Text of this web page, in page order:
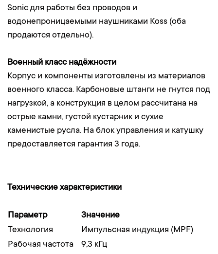
Sonic для работы без проводов и
водонепроницаемыми наушниками Koss (оба
продаются отдельно).
Военный класс надёжности
Корпус и компоненты изготовлены из материалов
военного класса. Карбоновые штанги не гнутся под
нагрузкой, а конструкция в целом рассчитана на
острые камни, густой кустарник и сухие
каменистые русла. На блок управления и катушку
предоставляется гарантия 3 года.
Технические характеристики
Параметр
Значение
Технология
Импульсная индукция (MPF)
Рабочая частота
9,3 кГц